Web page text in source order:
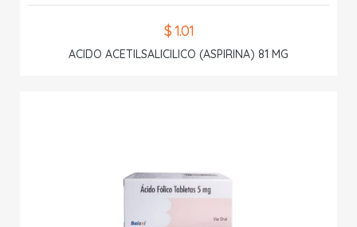
$ 1.01
ACIDO ACETILSALICILICO (ASPIRINA) 81 MG